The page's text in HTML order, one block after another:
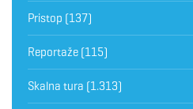
Pristop (137)
Reportaže (115)
Skalna tura (1.313)